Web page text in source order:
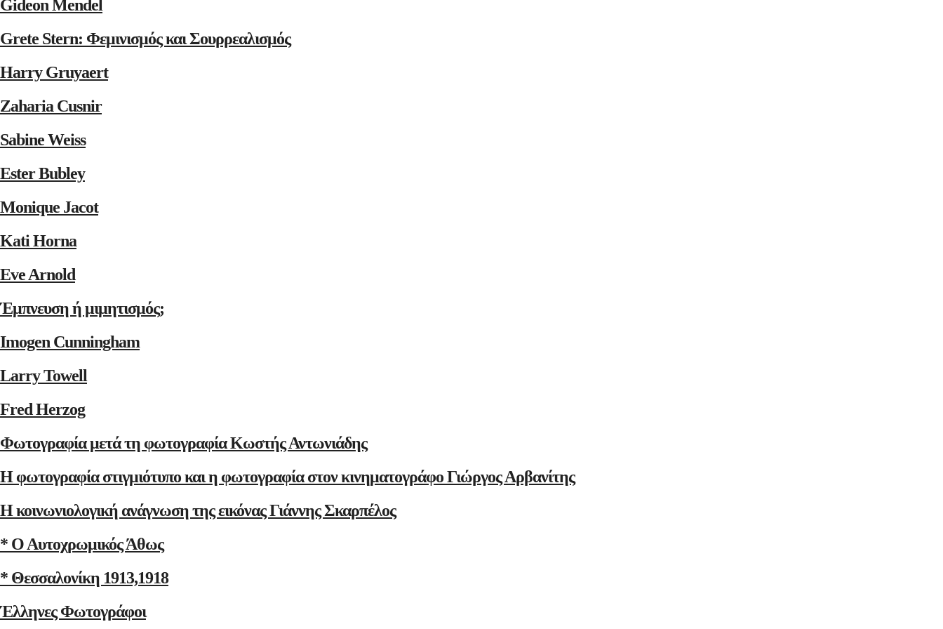
Gideon Mendel
Grete Stern: Φεμινισμός και Σουρρεαλισμός
Harry Gruyaert
Zaharia Cusnir
Sabine Weiss
Ester Bubley
Monique Jacot
Kati Horna
Eve Arnold
Έμπνευση ή μιμητισμός;
Imogen Cunningham
Larry Towell
Fred Herzog
Φωτογραφία μετά τη φωτογραφία Κωστής Αντωνιάδης
Η φωτογραφία στιγμιότυπο και η φωτογραφία στον κινηματογράφο Γιώργος Αρβανίτης
Η κοινωνιολογική ανάγνωση της εικόνας Γιάννης Σκαρπέλος
* Ο Αυτοχρωμικός Άθως
* Θεσσαλονίκη 1913,1918
Έλληνες Φωτογράφοι